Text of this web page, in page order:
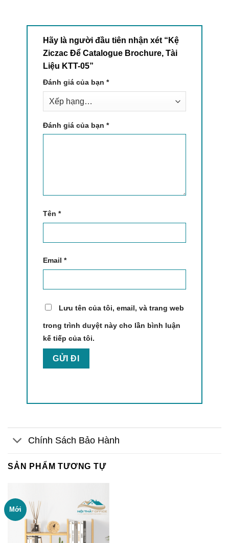
Hãy là người đầu tiên nhận xét “Kệ
Ziczac Để Catalogue Brochure, Tài
Liệu KTT-05”
Đánh giá của bạn *
Đánh giá của bạn *
Tên *
Email *
Lưu tên của tôi, email, và trang web
trong trình duyệt này cho lần bình luận
kế tiếp của tôi.
Chính Sách Bảo Hành
SẢN PHẨM TƯƠNG TỰ
Mới